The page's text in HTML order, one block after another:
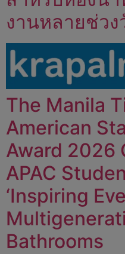
งานหลายช่วง
The Manila
American
Award 2026
APAC
‘Inspiring
Bathrooms